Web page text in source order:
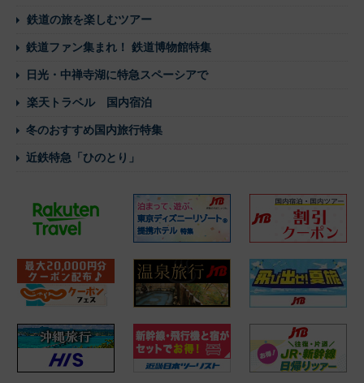
鉄道の旅を楽しむツアー
鉄道ファン集まれ！ 鉄道博物館特集
日光・中禅寺湖に特急スペーシアで
楽天トラベル 国内宿泊
冬のおすすめ国内旅行特集
近鉄特急「ひのとり」